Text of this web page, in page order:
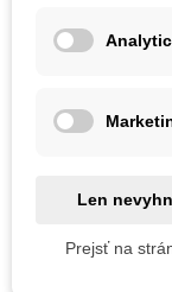
Len
Prejsť na